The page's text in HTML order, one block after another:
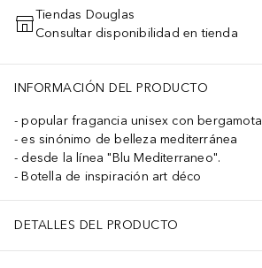
AÑADIR AL CARRITO
Tiendas Douglas
Consultar disponibilidad en tienda
INFORMACIÓN DEL PRODUCTO
popular fragancia unisex con bergamota
es sinónimo de belleza mediterránea
desde la línea "Blu Mediterraneo".
Botella de inspiración art déco
DETALLES DEL PRODUCTO